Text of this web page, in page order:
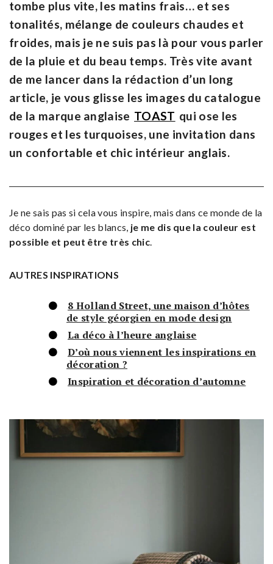
tombe plus vite, les matins frais… et ses
tonalités, mélange de couleurs chaudes et
froides, mais je ne suis pas là pour vous parler
de la pluie et du beau temps. Très vite avant
de me lancer dans la rédaction d’un long
article, je vous glisse les images du catalogue
de la marque anglaise TOAST qui ose les
rouges et les turquoises, une invitation dans
un confortable et chic intérieur anglais.
Je ne sais pas si cela vous inspire, mais dans ce monde de la
déco dominé par les blancs, je me dis que la couleur est
possible et peut être très chic.
AUTRES INSPIRATIONS
8 Holland Street, une maison d’hôtes
de style géorgien en mode design
La déco à l’heure anglaise
D’où nous viennent les inspirations en
décoration ?
Inspiration et décoration d’automne